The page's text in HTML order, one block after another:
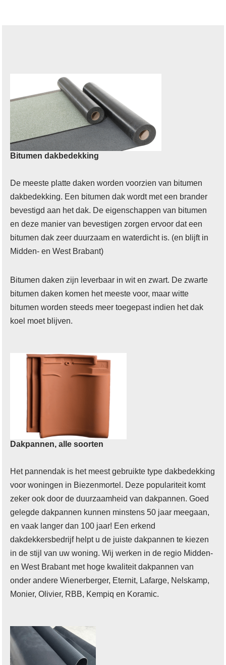
Bitumen dakbedekking
De meeste platte daken worden voorzien van bitumen
dakbedekking. Een bitumen dak wordt met een brander
bevestigd aan het dak. De eigenschappen van bitumen
en deze manier van bevestigen zorgen ervoor dat een
bitumen dak zeer duurzaam en waterdicht is. (en blijft in
Midden- en West Brabant)
Bitumen daken zijn leverbaar in wit en zwart. De zwarte
bitumen daken komen het meeste voor, maar witte
bitumen worden steeds meer toegepast indien het dak
koel moet blijven.
Dakpannen, alle soorten
Het pannendak is het meest gebruikte type dakbedekking
voor woningen in Biezenmortel. Deze populariteit komt
zeker ook door de duurzaamheid van dakpannen. Goed
gelegde dakpannen kunnen minstens 50 jaar meegaan,
en vaak langer dan 100 jaar! Een erkend
dakdekkersbedrijf helpt u de juiste dakpannen te kiezen
in de stijl van uw woning. Wij werken in de regio Midden-
en West Brabant met hoge kwaliteit dakpannen van
onder andere Wienerberger, Eternit, Lafarge, Nelskamp,
Monier, Olivier, RBB, Kempiq en Koramic.